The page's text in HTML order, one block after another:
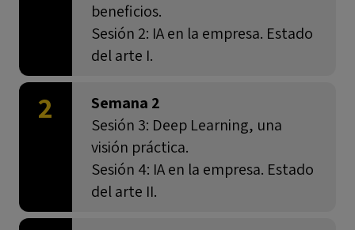
beneficios.
Sesión 2: IA en la empresa. Estado
del arte I.
2
Semana 2
Sesión 3: Deep Learning, una
visión práctica.
Sesión 4: IA en la empresa. Estado
del arte II.